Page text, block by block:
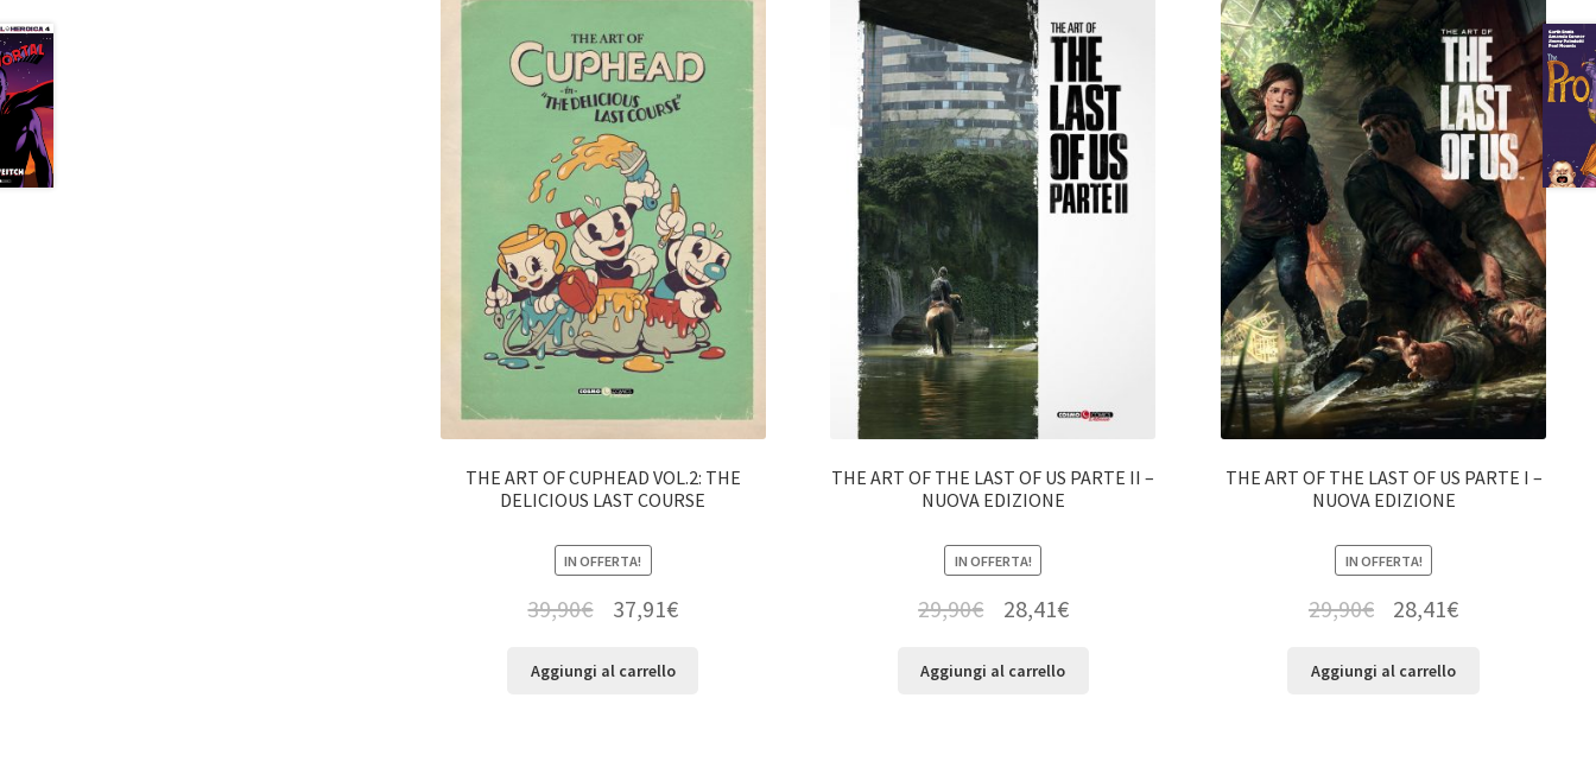
THE ART OF CUPHEAD VOL.2: THE
DELICIOUS LAST COURSE
IN OFFERTA!
39,90€ 37,91€
Aggiungi al carrello
THE ART OF THE LAST OF US PARTE II –
NUOVA EDIZIONE
IN OFFERTA!
29,90€ 28,41€
Aggiungi al carrello
THE ART OF THE LAST OF US PARTE I –
NUOVA EDIZIONE
IN OFFERTA!
29,90€ 28,41€
Aggiungi al carrello